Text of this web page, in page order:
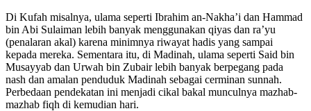
Di Kufah misalnya, ulama seperti Ibrahim an-Nakha’i dan Hammad
bin Abi Sulaiman lebih banyak menggunakan qiyas dan ra’yu
(penalaran akal) karena minimnya riwayat hadis yang sampai
kepada mereka. Sementara itu, di Madinah, ulama seperti Said bin
Musayyab dan Urwah bin Zubair lebih banyak berpegang pada
nash dan amalan penduduk Madinah sebagai cerminan sunnah.
Perbedaan pendekatan ini menjadi cikal bakal munculnya mazhab-
mazhab fiqh di kemudian hari.